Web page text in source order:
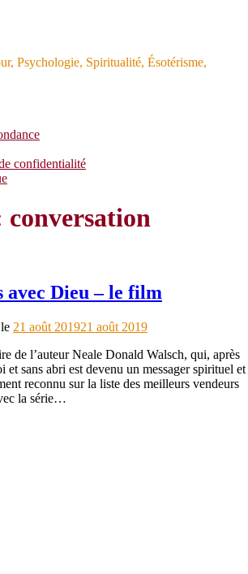
Psychologie, Spiritualité, Ésotérisme,
confidentialité
conversation
avec Dieu – le film
le 21 août 201921 août 2019
de l’auteur Neale Donald Walsch, qui, après
et sans abri est devenu un messager spirituel et
reconnu sur la liste des meilleurs vendeurs
la série…